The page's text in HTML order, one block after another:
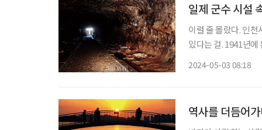
일제 군수 시설
이럴 줄 몰랐다. 인
있다는 걸. 1941년
2024-05-03 08:18
역사를 더듬어